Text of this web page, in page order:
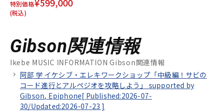
特別価格¥599,000
(税込)
Gibson関連情報
Ikebe MUSIC INFORMATION Gibson関連情報
阿部 学 イケシブ・エレキワークショップ「中級編！サビの
コード進行とアルペジオを攻略しよう」 supported by
Gibson, Epiphone[ Published:2026-07-
30/Updated:2026-07-23 ]